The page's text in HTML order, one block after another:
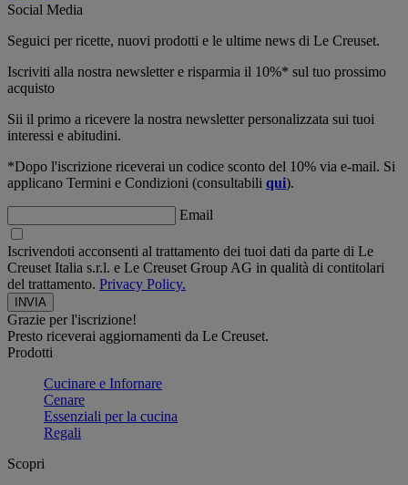
Social Media
Seguici per ricette, nuovi prodotti e le ultime news di Le Creuset.
Iscriviti alla nostra newsletter e risparmia il 10%* sul tuo prossimo
acquisto
Sii il primo a ricevere la nostra newsletter personalizzata sui tuoi
interessi e abitudini.
*Dopo l'iscrizione riceverai un codice sconto del 10% via e-mail. Si
applicano Termini e Condizioni (consultabili qui).
Email
Iscrivendoti acconsenti al trattamento dei tuoi dati da parte di Le
Creuset Italia s.r.l. e Le Creuset Group AG in qualità di contitolari
del trattamento. Privacy Policy.
Grazie per l'iscrizione!
Presto riceverai aggiornamenti da Le Creuset.
Prodotti
Cucinare e Infornare
Cenare
Essenziali per la cucina
Regali
Scopri